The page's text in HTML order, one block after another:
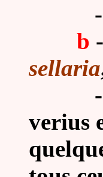
-
b -
sellaria
-
verius